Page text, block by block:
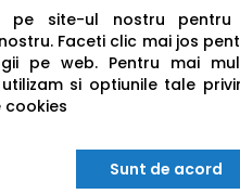
pe site-ul nostru
Faceti clic mai jos
pe web. Pentru mai
si optiunile tale
cookies
Sunt de acord